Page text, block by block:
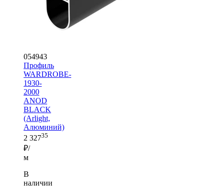
054943
Профиль
WARDROBE-
1930-
2000
ANOD
BLACK
(Arlight,
Алюминий)
2 32735
₽/
м
В
наличии